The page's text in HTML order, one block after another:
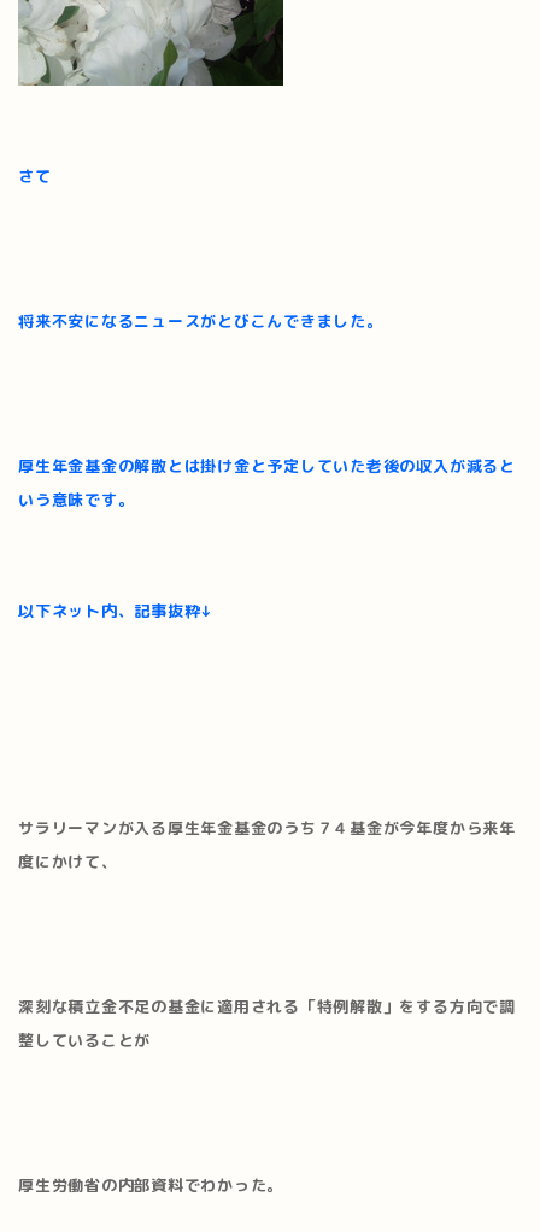
さて
将来不安になるニュースがとびこんできました。
厚生年金基金の解散とは掛け金と予定していた老後の収入が減ると
いう意味です。
以下ネット内、記事抜粋↓
サラリーマンが入る厚生年金基金のうち７４基金が今年度から来年
度にかけて、
深刻な積立金不足の基金に適用される「特例解散」をする方向で調
整していることが
厚生労働省の内部資料でわかった。